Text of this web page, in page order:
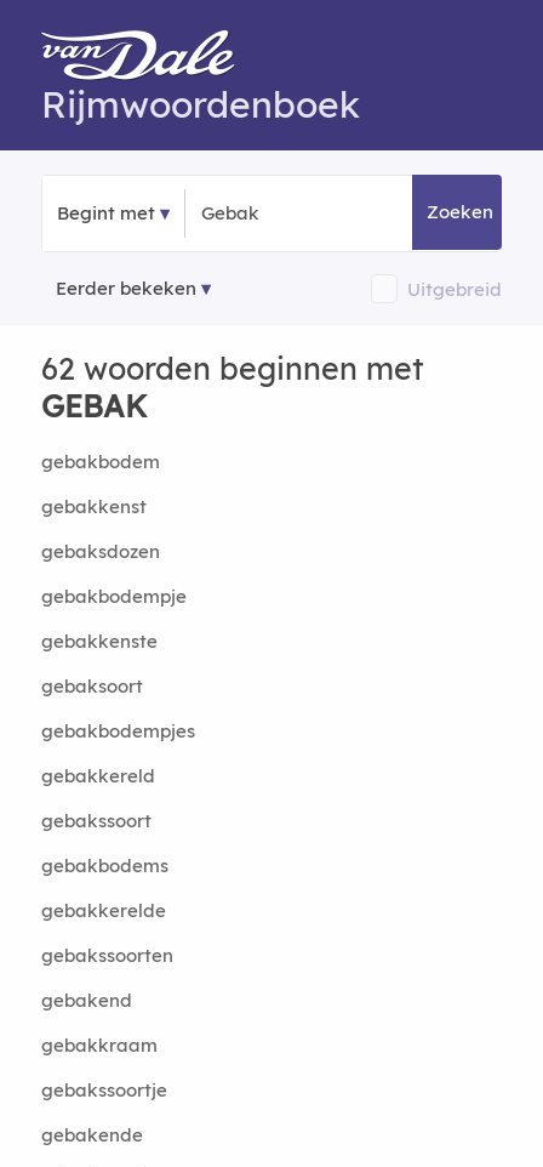
Rijmwoordenboek
Begint met Zoeken
Eerder bekeken Uitgebreid
62 woorden beginnen met
GEBAK
gebakbodem
gebakkenst
gebaksdozen
gebakbodempje
gebakkenste
gebaksoort
gebakbodempjes
gebakkereld
gebakssoort
gebakbodems
gebakkerelde
gebakssoorten
gebakend
gebakkraam
gebakssoortje
gebakende